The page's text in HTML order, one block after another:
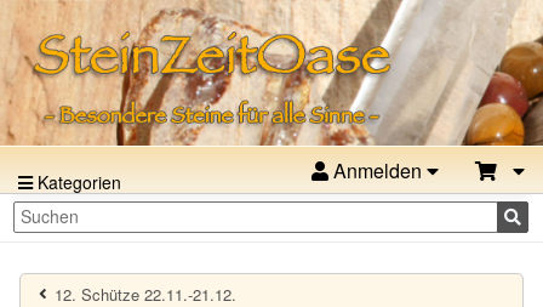
Kategorien Anmelden
12. Schütze 22.11.-21.12.